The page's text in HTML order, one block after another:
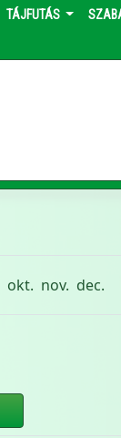
TÁJFUTÁS
okt. nov. dec.